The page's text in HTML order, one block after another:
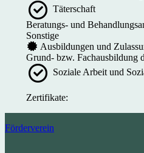
Täterschaft
Beratungs- und
Sonstige
Ausbildungen und
Grund- bzw. Fachausbildung
Soziale Arbeit und
Zertifikate:
Förderverein